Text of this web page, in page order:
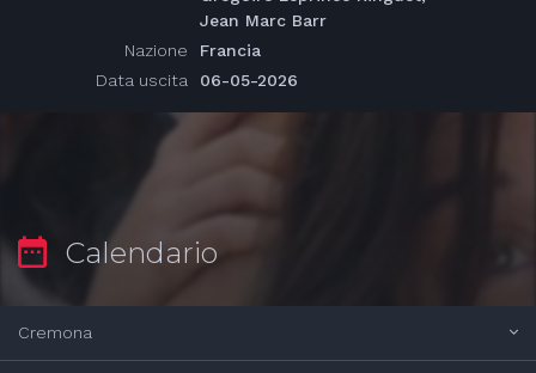
Jean Marc Barr
Nazione
Francia
Data uscita
06-05-2026
Calendario
Cremona